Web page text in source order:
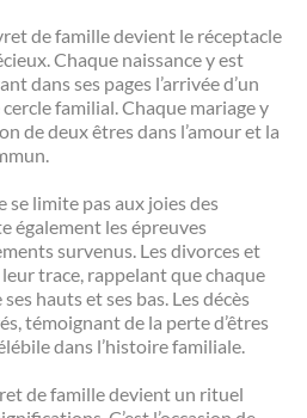
de famille devient le réceptacle
Chaque naissance y est
dans ses pages l’arrivée d’un
familial. Chaque mariage y
de deux êtres dans l’amour et la
se limite pas aux joies des
également les épreuves
survenus. Les divorces et
trace, rappelant que chaque
hauts et ses bas. Les décès
témoignant de la perte d’êtres
dans l’histoire familiale.
de famille devient un rituel